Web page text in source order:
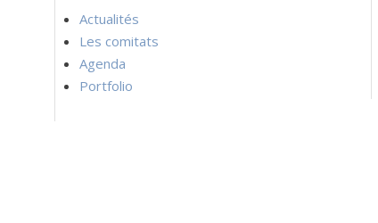
Actualités
Les comitats
Agenda
Portfolio